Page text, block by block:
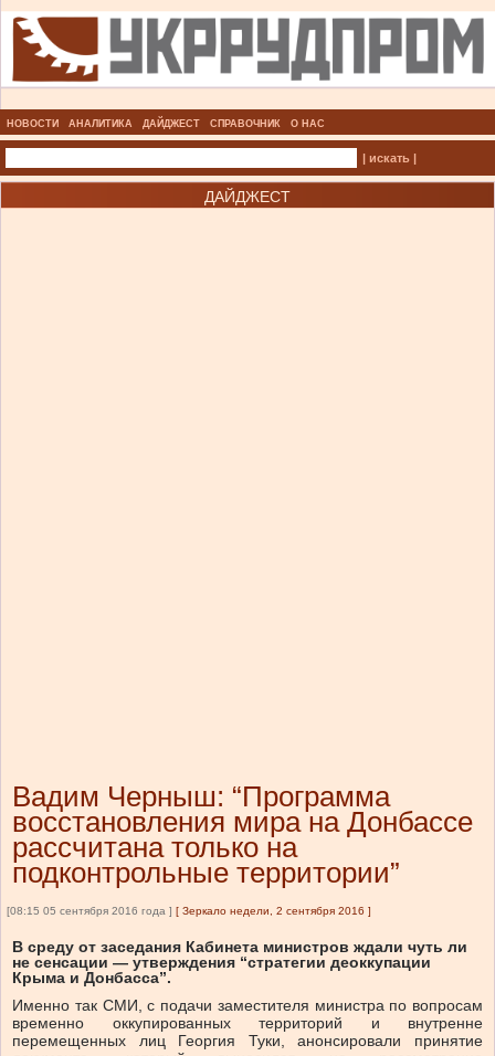
НОВОСТИ АНАЛИТИКА ДАЙДЖЕСТ СПРАВОЧНИК О НАС
| искать |
ДАЙДЖЕСТ
Вадим Черныш: “Программа
восстановления мира на Донбассе
рассчитана только на
подконтрольные территории”
[08:15 05 сентября 2016 года ] [ Зеркало недели, 2 сентября 2016 ]
В среду от заседания Кабинета министров ждали чуть ли
не сенсации — утверждения “стратегии деоккупации
Крыма и Донбасса”.
Именно так СМИ, с подачи заместителя министра по вопросам
временно оккупированных территорий и внутренне
перемещенных лиц Георгия Туки, анонсировали принятие